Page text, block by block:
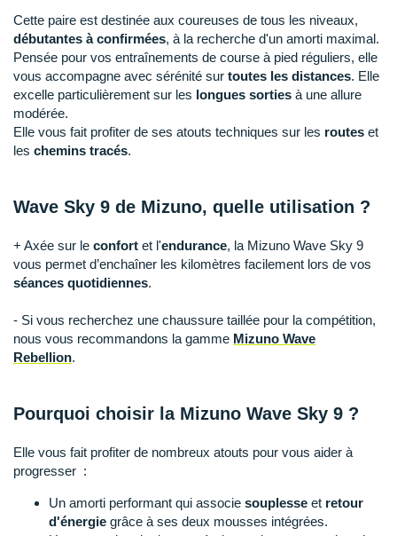
Cette paire est destinée aux coureuses de tous les niveaux,
débutantes à confirmées, à la recherche d'un amorti maximal.
Pensée pour vos entraînements de course à pied réguliers, elle
vous accompagne avec sérénité sur toutes les distances. Elle
excelle particulièrement sur les longues sorties à une allure
modérée.
Elle vous fait profiter de ses atouts techniques sur les routes et
les chemins tracés.
Wave Sky 9 de Mizuno, quelle utilisation ?
+ Axée sur le confort et l'endurance, la Mizuno Wave Sky 9
vous permet d’enchaîner les kilomètres facilement lors de vos
séances quotidiennes.
- Si vous recherchez une chaussure taillée pour la compétition,
nous vous recommandons la gamme Mizuno Wave
Rebellion.
Pourquoi choisir la Mizuno Wave Sky 9 ?
Elle vous fait profiter de nombreux atouts pour vous aider à
progresser :
Un amorti performant qui associe souplesse et retour
d'énergie grâce à ses deux mousses intégrées.
Petzl
Puma
Raidlight
Salomon
Saucony
Saxx
Scarpa
Scott
Smoon
Speedo